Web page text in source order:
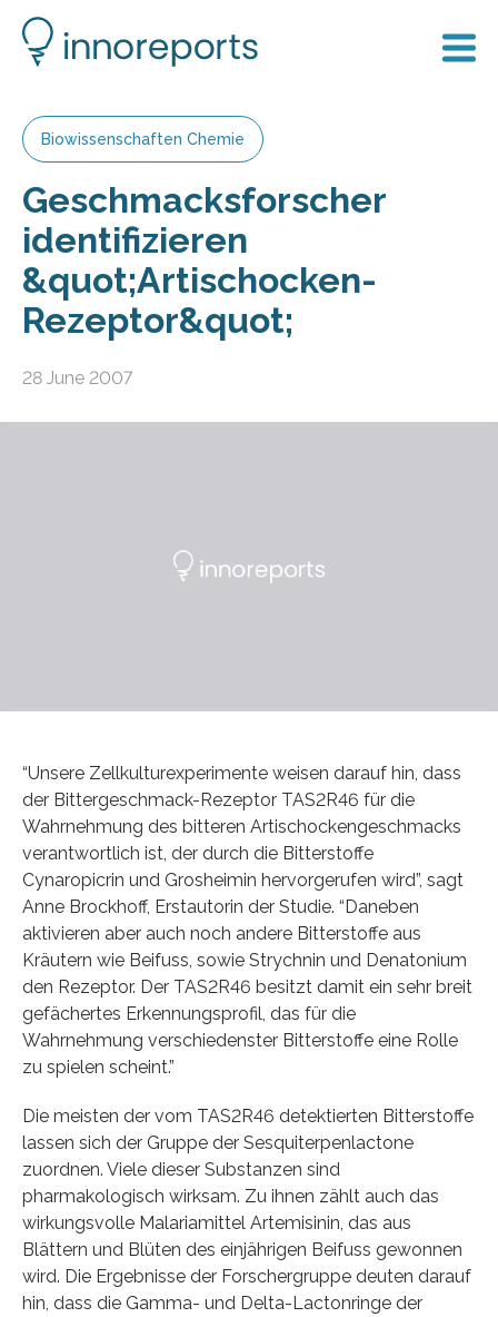
Biowissenschaften Chemie
Geschmacksforscher
identifizieren
&quot;Artischocken-
Rezeptor&quot;
28 June 2007
“Unsere Zellkulturexperimente weisen darauf hin, dass
der Bittergeschmack-Rezeptor TAS2R46 für die
Wahrnehmung des bitteren Artischockengeschmacks
verantwortlich ist, der durch die Bitterstoffe
Cynaropicrin und Grosheimin hervorgerufen wird”, sagt
Anne Brockhoff, Erstautorin der Studie. “Daneben
aktivieren aber auch noch andere Bitterstoffe aus
Kräutern wie Beifuss, sowie Strychnin und Denatonium
den Rezeptor. Der TAS2R46 besitzt damit ein sehr breit
gefächertes Erkennungsprofil, das für die
Wahrnehmung verschiedenster Bitterstoffe eine Rolle
zu spielen scheint.”
Die meisten der vom TAS2R46 detektierten Bitterstoffe
lassen sich der Gruppe der Sesquiterpenlactone
zuordnen. Viele dieser Substanzen sind
pharmakologisch wirksam. Zu ihnen zählt auch das
wirkungsvolle Malariamittel Artemisinin, das aus
Blättern und Blüten des einjährigen Beifuss gewonnen
wird. Die Ergebnisse der Forschergruppe deuten darauf
hin, dass die Gamma- und Delta-Lactonringe der